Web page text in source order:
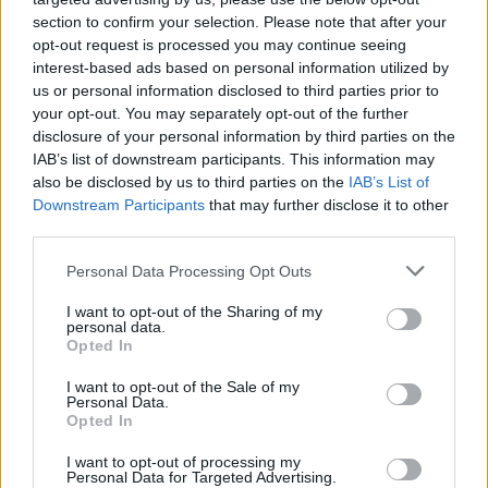
section to confirm your selection. Please note that after your
opt-out request is processed you may continue seeing
interest-based ads based on personal information utilized by
us or personal information disclosed to third parties prior to
your opt-out. You may separately opt-out of the further
disclosure of your personal information by third parties on the
IAB’s list of downstream participants. This information may
also be disclosed by us to third parties on the IAB’s List of
Downstream Participants that may further disclose it to other
Personal Data Processing Opt Outs
I want to opt-out of the Sharing of my
personal data.
Opted In
I want to opt-out of the Sale of my
Personal Data.
Opted In
I want to opt-out of processing my
Personal Data for Targeted Advertising.
O metropolitano que opera na margem sul do Tejo foi o meio de
transporte que mais cresceu com a redução do preço dos passes
na área metropolitana de Lisboa. A introdução do passe Navegante
fez disparar o número de passageiros no Metro Transportes do Sul
(MTS), que opera nos concelhos de Almada e do Seixal. Entre Abril e
Dezembro de 2019, o metro de superfície...
TST repõe horários da carreira 160 entre
7 de Janeiro de 2020